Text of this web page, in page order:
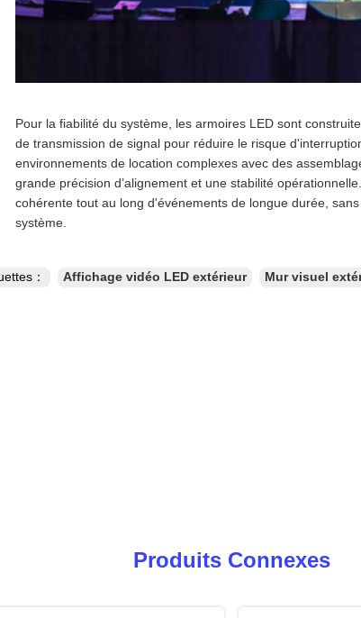
Pour la fiabilité du système, les armoires LED sont
de transmission de signal pour réduire le risque
environnements de location complexes avec des
grande précision d’alignement et une stabilité
cohérente tout au long d'événements de longue durée,
système.
： Affichage vidéo LED extérieur Mur visuel
Produits Connexes